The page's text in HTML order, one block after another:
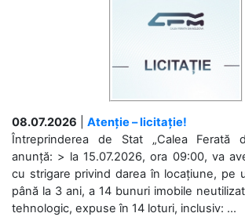
08.07.2026
Atenție – licitație!
Întreprinderea de Stat „Calea Ferată
anunță: > la 15.07.2026, ora 09:00, va
cu strigare privind darea în locațiune, pe
până la 3 ani, a 14 bunuri imobile
tehnologic, expuse în 14 loturi, inclusiv: ...